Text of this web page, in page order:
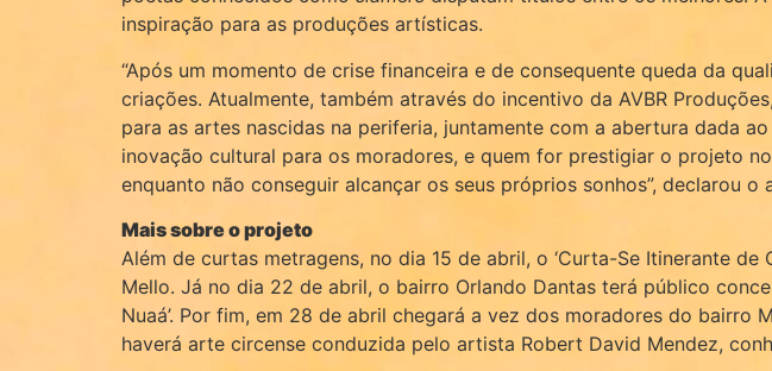
inspiração para as produções artísticas.
“Após um momento de crise financeira e de consequente queda da
criações. Atualmente, também através do incentivo da AVBR
para as artes nascidas na periferia, juntamente com a abertura dada
inovação cultural para os moradores, e quem for prestigiar o projeto
enquanto não conseguir alcançar os seus próprios sonhos”, declarou
Mais sobre o projeto
Além de curtas metragens, no dia 15 de abril, o ‘Curta-Se Itinerante
Mello. Já no dia 22 de abril, o bairro Orlando Dantas terá público
Nuaá’. Por fim, em 28 de abril chegará a vez dos moradores do
haverá arte circense conduzida pelo artista Robert David Mendez,